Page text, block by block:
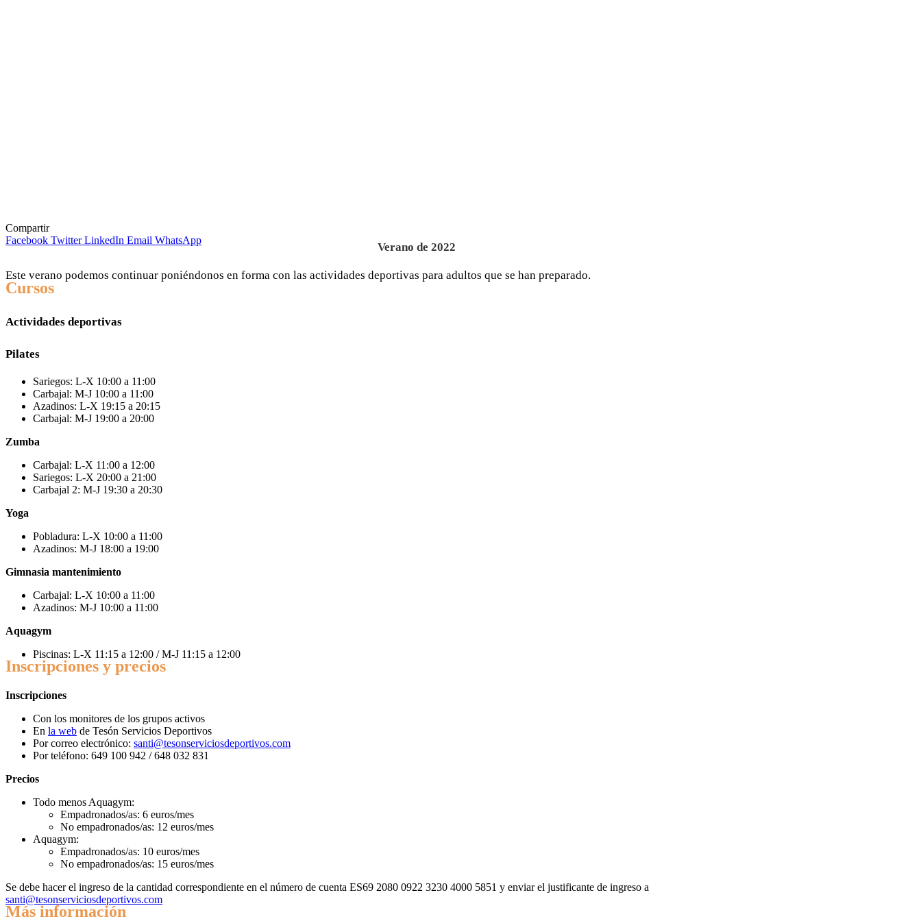
Compartir
Facebook Twitter LinkedIn Email WhatsApp
Verano de 2022
Este verano podemos continuar poniéndonos en forma con las actividades deportivas para adultos que se han preparado.
Cursos
Actividades deportivas
Pilates
Sariegos: L-X 10:00 a 11:00
Carbajal: M-J 10:00 a 11:00
Azadinos: L-X 19:15 a 20:15
Carbajal: M-J 19:00 a 20:00
Zumba
Carbajal: L-X 11:00 a 12:00
Sariegos: L-X 20:00 a 21:00
Carbajal 2: M-J 19:30 a 20:30
Yoga
Pobladura: L-X 10:00 a 11:00
Azadinos: M-J 18:00 a 19:00
Gimnasia mantenimiento
Carbajal: L-X 10:00 a 11:00
Azadinos: M-J 10:00 a 11:00
Aquagym
Piscinas: L-X 11:15 a 12:00 / M-J 11:15 a 12:00
Inscripciones y precios
Inscripciones
Con los monitores de los grupos activos
En la web de Tesón Servicios Deportivos
Por correo electrónico: santi@tesonserviciosdeportivos.com
Por teléfono: 649 100 942 / 648 032 831
Precios
Todo menos Aquagym:
Empadronados/as: 6 euros/mes
No empadronados/as: 12 euros/mes
Aquagym:
Empadronados/as: 10 euros/mes
No empadronados/as: 15 euros/mes
Se debe hacer el ingreso de la cantidad correspondiente en el número de cuenta ES69 2080 0922 3230 4000 5851 y enviar el justificante de ingreso a
santi@tesonserviciosdeportivos.com
Más información